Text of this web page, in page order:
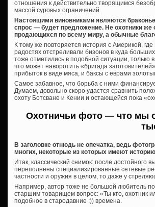
отношения к действительно творящимся
массой суровых ограничений.
Настоящими виновниками являются
спрос — будет предложение. Не охотники
продающихся по всему миру, а обычные
К тому же повторяется история с Америкой,
радостях отстреливали бизонов в куда
тоже отметились в подобной ситуации,
что может наворотить «бригада
прибыток в виде мяса, и баксы с еврами
Самое забавное, что борьба с ними
Думаем, довольно скоро удастся сравнить
охоту Ботсване и Кении и остающейся пока
Охотничьи фото — что мы
В заголовке отнюдь не опечатка, ведь
многих, некоторые из которых имеют
Итак, классический снимок: после
переполнены специализированные сетевые
частности и оружия в целом, то даже у
Например, автор тоже не большой любитель
старшим товарищем вопрос: «Ты кто, охотник
подобное в стародавние :)) времена.